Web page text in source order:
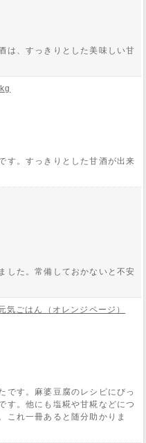
は、すっきりとした美味しい甘
す。すっきりとした甘酒が出来
した。常備しておかないと不安
気ごはん（オレンジページ）
です。麻婆豆腐のレシピにびっ
す。他にも塩糀や甘糀などにつ
これ一冊あると随分助かりま